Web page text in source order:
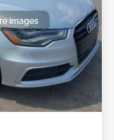
images